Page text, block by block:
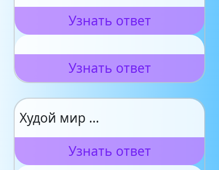
Узнать ответ
Узнать ответ
Худой мир …
Узнать ответ